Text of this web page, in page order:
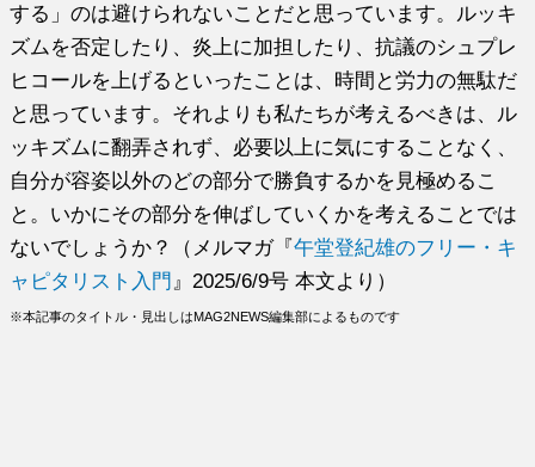
する」のは避けられないことだと思っています。ルッキ
ズムを否定したり、炎上に加担したり、抗議のシュプレ
ヒコールを上げるといったことは、時間と労力の無駄だ
と思っています。それよりも私たちが考えるべきは、ル
ッキズムに翻弄されず、必要以上に気にすることなく、
自分が容姿以外のどの部分で勝負するかを見極めるこ
と。いかにその部分を伸ばしていくかを考えることでは
ないでしょうか？（メルマガ『午堂登紀雄のフリー・キ
ャピタリスト入門 』2025/6/9号 本文より）
※本記事のタイトル・見出しはMAG2NEWS編集部によるものです